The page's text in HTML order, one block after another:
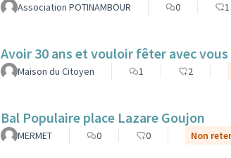
Association POTINAMBOUR 0 1
Avoir 30 ans et vouloir fêter avec
Maison du Citoyen 1 2
Bal Populaire place Lazare Goujon
MERMET 0 0 Non